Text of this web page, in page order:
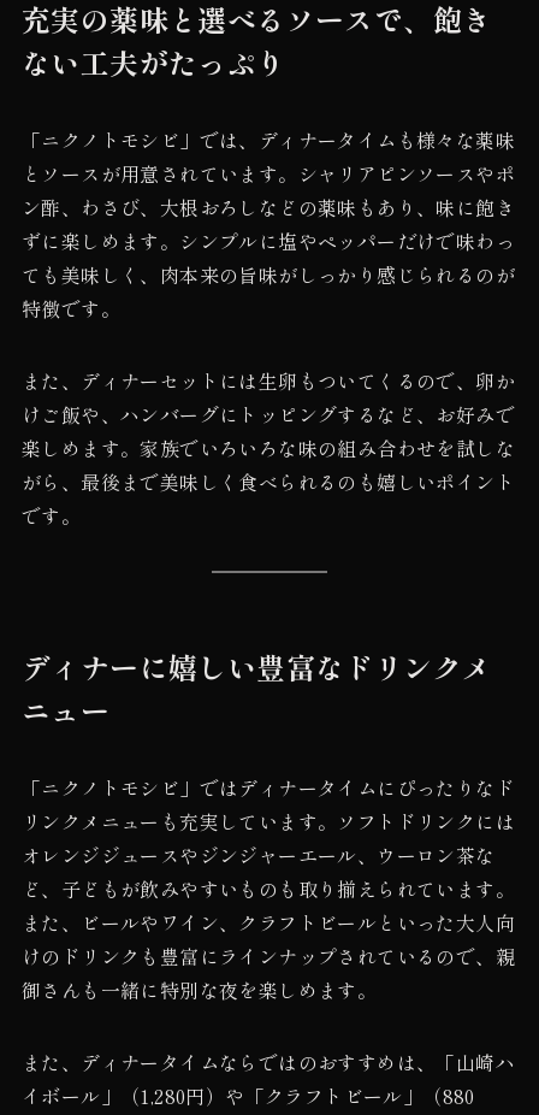
充実の薬味と選べるソースで、飽き
ない工夫がたっぷり
「ニクノトモシビ」では、ディナータイムも様々な薬味
とソースが用意されています。シャリアピンソースやポ
ン酢、わさび、大根おろしなどの薬味もあり、味に飽き
ずに楽しめます。シンプルに塩やペッパーだけで味わっ
ても美味しく、肉本来の旨味がしっかり感じられるのが
特徴です。
また、ディナーセットには生卵もついてくるので、卵か
けご飯や、ハンバーグにトッピングするなど、お好みで
楽しめます。家族でいろいろな味の組み合わせを試しな
がら、最後まで美味しく食べられるのも嬉しいポイント
です。
ディナーに嬉しい豊富なドリンクメ
ニュー
「ニクノトモシビ」ではディナータイムにぴったりなド
リンクメニューも充実しています。ソフトドリンクには
オレンジジュースやジンジャーエール、ウーロン茶な
ど、子どもが飲みやすいものも取り揃えられています。
また、ビールやワイン、クラフトビールといった大人向
けのドリンクも豊富にラインナップされているので、親
御さんも一緒に特別な夜を楽しめます。
また、ディナータイムならではのおすすめは、「山崎ハ
イボール」（1,280円）や「クラフトビール」（880